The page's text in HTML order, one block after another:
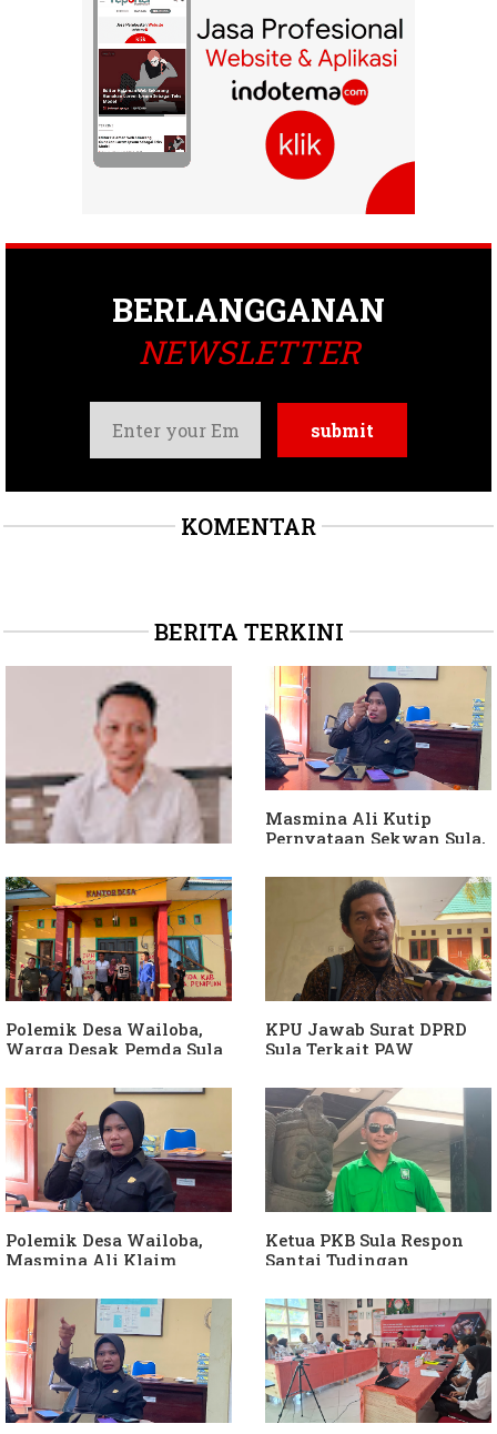
BERLANGGANAN
NEWSLETTER
KOMENTAR
BERITA TERKINI
Dituding Jadikan
Bendahara Desa Wailoba
sebagai "ATM Berjalan",
Armin Soamole: Harus
Dibuktikan
Masmina Ali Kutip
Pernyataan Sekwan Sula,
Diduga Jadikan
Keponakan "ATM
Berjalan"
Polemik Desa Wailoba,
Warga Desak Pemda Sula
APH Usut Dugaan
Penyimpangan Dana Desa
KPU Jawab Surat DPRD
Sula Terkait PAW
Hanura
Polemik Desa Wailoba,
Masmina Ali Klaim
Keterlibatan Ketua PKB
Sula
Ketua PKB Sula Respon
Santai Tudingan
Dia Kangen Saya